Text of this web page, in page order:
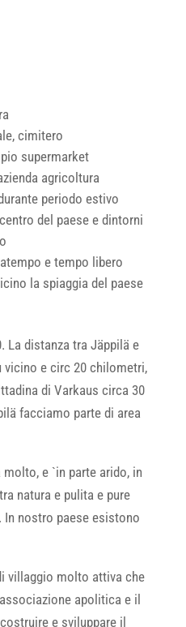
cimitero
supermarket
agricoltura
periodo estivo
del paese e dintorni
e tempo libero
la spiaggia del paese
La distanza tra Jäppilä e
vicino e circ 20 chilometri,
di Varkaus circa 30
facciamo parte di area
e `in parte arido, in
natura e pulita e pure
nostro paese esistono
villaggio molto attiva che
apolitica e il
e sviluppare il